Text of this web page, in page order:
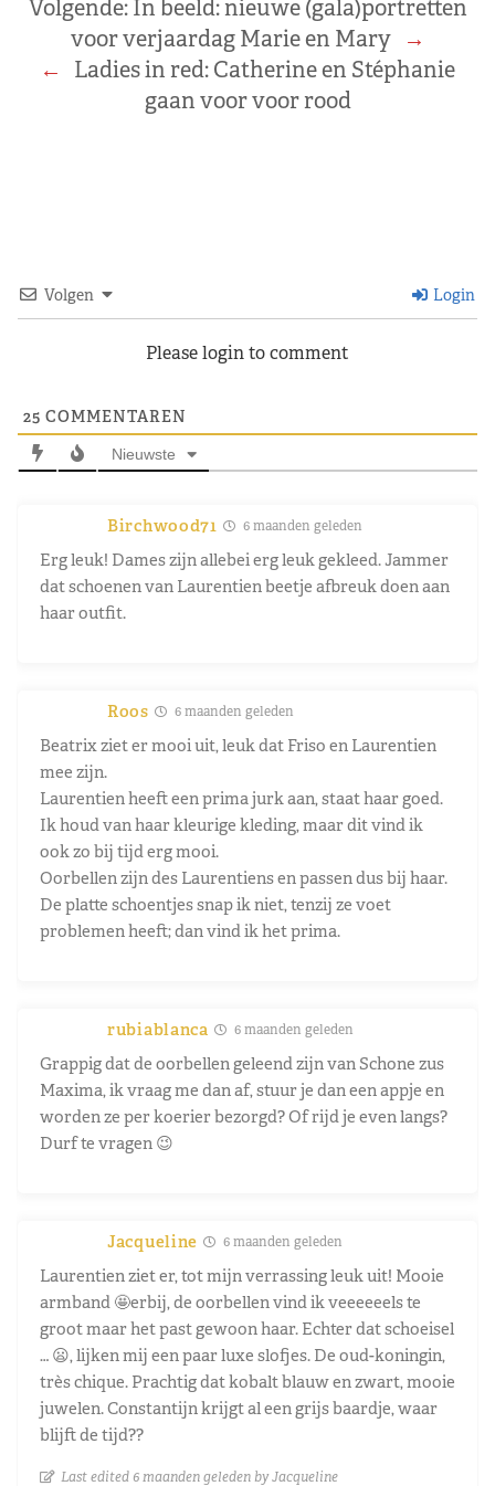
Volgende: In beeld: nieuwe (gala)portretten
voor verjaardag Marie en Mary
→
←
Ladies in red: Catherine en Stéphanie
gaan voor voor rood
Volgen Login
Please login to comment
25 COMMENTAREN
Nieuwste
Birchwood71 6 maanden geleden
Erg leuk! Dames zijn allebei erg leuk gekleed. Jammer
dat schoenen van Laurentien beetje afbreuk doen aan
haar outfit.
Roos 6 maanden geleden
Beatrix ziet er mooi uit, leuk dat Friso en Laurentien
mee zijn.
Laurentien heeft een prima jurk aan, staat haar goed.
Ik houd van haar kleurige kleding, maar dit vind ik
ook zo bij tijd erg mooi.
Oorbellen zijn des Laurentiens en passen dus bij haar.
De platte schoentjes snap ik niet, tenzij ze voet
problemen heeft; dan vind ik het prima.
rubiablanca 6 maanden geleden
Grappig dat de oorbellen geleend zijn van Schone zus
Maxima, ik vraag me dan af, stuur je dan een appje en
worden ze per koerier bezorgd? Of rijd je even langs?
Durf te vragen 😉
Jacqueline 6 maanden geleden
Laurentien ziet er, tot mijn verrassing leuk uit! Mooie
armband 🤩erbij, de oorbellen vind ik veeeeeels te
groot maar het past gewoon haar. Echter dat schoeisel
… 😦, lijken mij een paar luxe slofjes. De oud-koningin,
très chique. Prachtig dat kobalt blauw en zwart, mooie
juwelen. Constantijn krijgt al een grijs baardje, waar
blijft de tijd??
Last edited 6 maanden geleden by Jacqueline